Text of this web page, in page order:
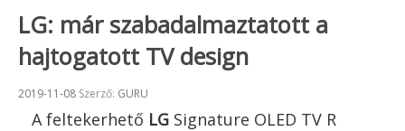
LG: már szabadalmaztatott a
hajtogatott TV design
Beküldve:
2019-11-08 Szerző: GURU
A feltekerhető LG Signature OLED TV R